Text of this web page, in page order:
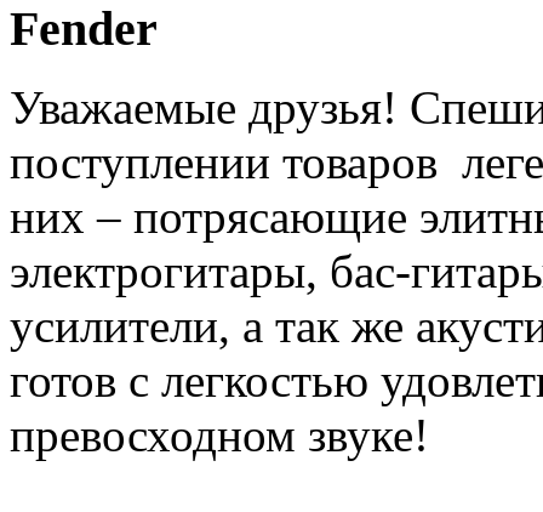
Fender
Уважаемые друзья!
поступлении товаров
них – потрясающие
электрогитары, бас-
усилители, а так же
готов с легкостью
превосходном звуке!